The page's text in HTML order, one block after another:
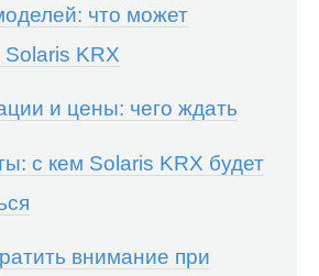
что может
KRX
и цены: чего ждать
с кем Solaris KRX будет
внимание при